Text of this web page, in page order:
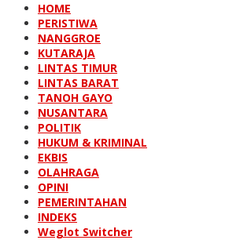
HOME
PERISTIWA
NANGGROE
KUTARAJA
LINTAS TIMUR
LINTAS BARAT
TANOH GAYO
NUSANTARA
POLITIK
HUKUM & KRIMINAL
EKBIS
OLAHRAGA
OPINI
PEMERINTAHAN
INDEKS
Weglot Switcher